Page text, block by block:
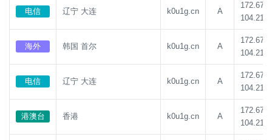
电信 辽宁 大连 k0u1g.cn A
海外 韩国 首尔 k0u1g.cn A
电信 辽宁 大连 k0u1g.cn A
港澳台 香港 k0u1g.cn A